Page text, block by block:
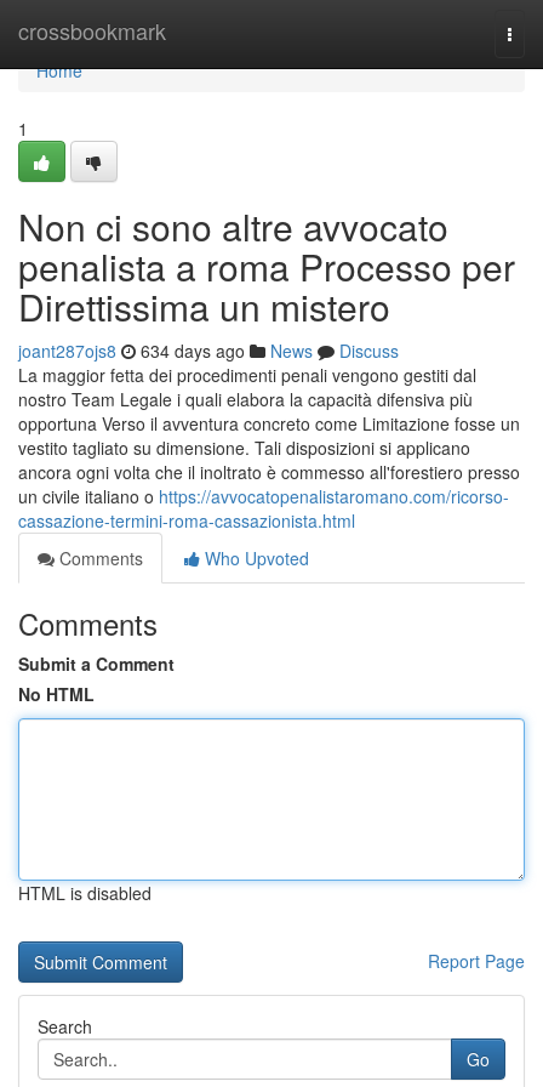
crossbookmark
Home
Home
1
Non ci sono altre avvocato
penalista a roma Processo per
Direttissima un mistero
joant287ojs8 634 days ago News
Discuss
La maggior fetta dei procedimenti penali vengono gestiti dal
nostro Team Legale i quali elabora la capacità difensiva più
opportuna Verso il avventura concreto come Limitazione fosse un
vestito tagliato su dimensione. Tali disposizioni si applicano
ancora ogni volta che il inoltrato è commesso all'forestiero presso
un civile italiano o https://avvocatopenalistaromano.com/ricorso-
cassazione-termini-roma-cassazionista.html
Comments
Who Upvoted
Comments
Submit a Comment
No HTML
HTML is disabled
Report Page
Search
Go